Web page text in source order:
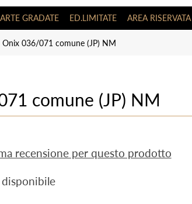
GRADATE ED.LIMITATE AREA RISERVATA
Onix 036/071 comune (JP) NM
comune (JP) NM
recensione per questo prodotto